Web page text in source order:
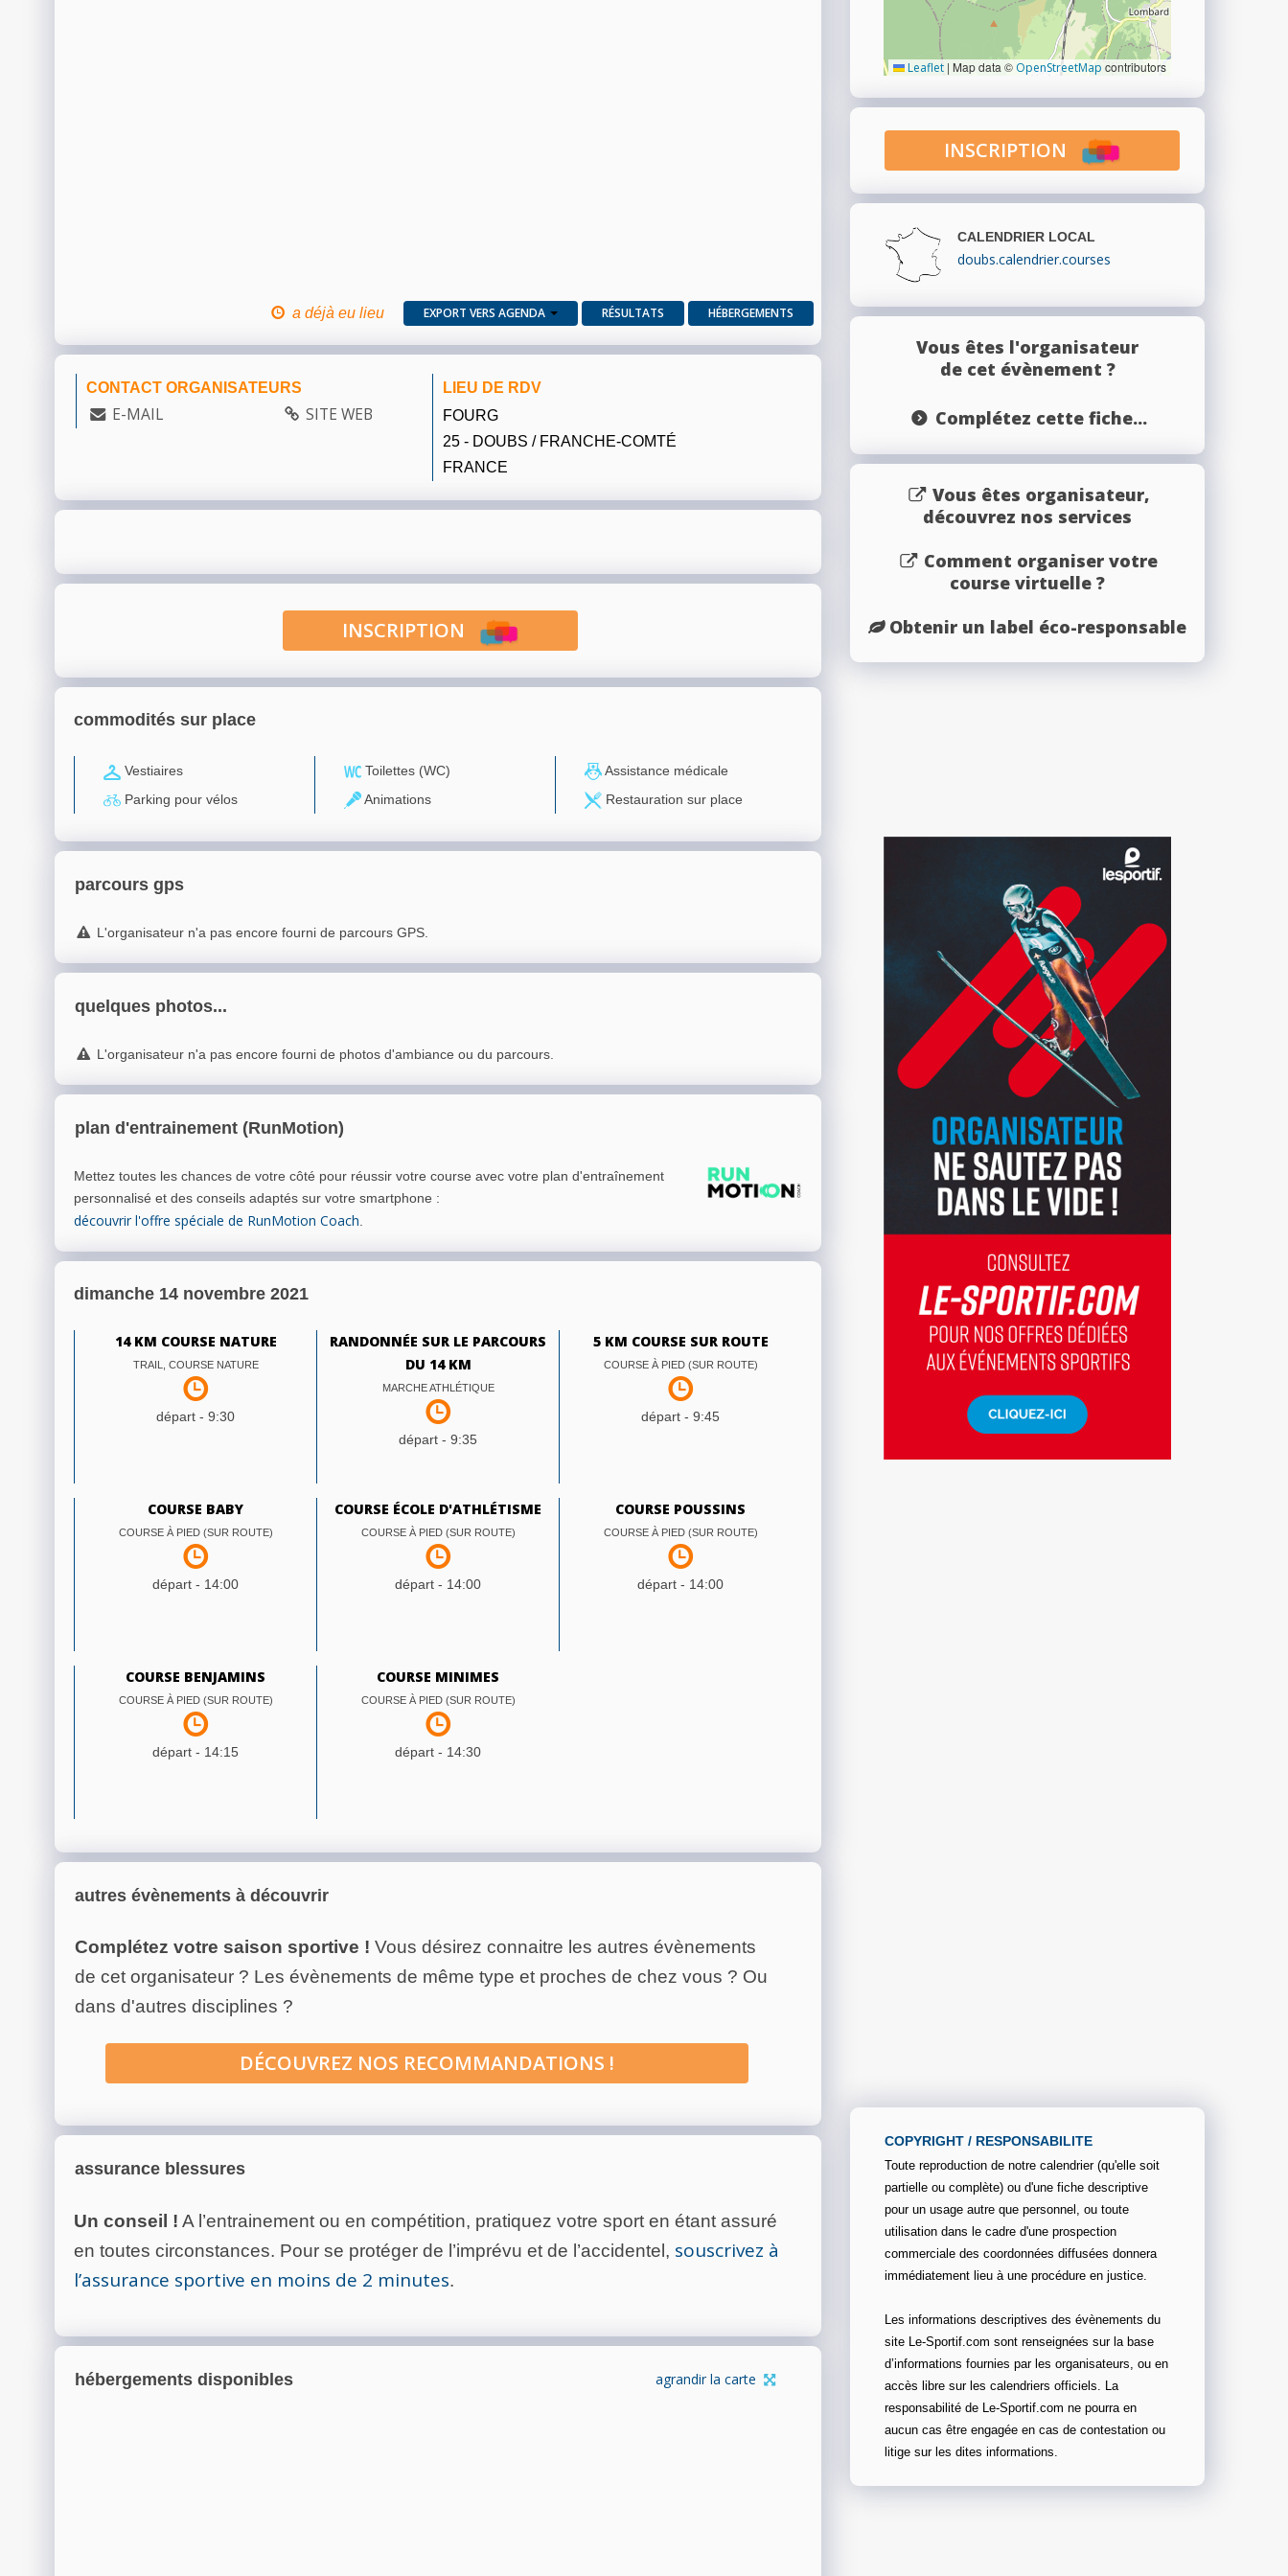
a déjà eu lieu EXPORT VERS AGENDA RÉSULTATS HÉBERGEMENTS
CONTACT ORGANISATEURS
E-MAIL SITE WEB
LIEU DE RDV
FOURG
25 - DOUBS / FRANCHE-COMTÉ
FRANCE
INSCRIPTION
commodités sur place
Vestiaires Toilettes (WC)
Assistance médicale
Parking pour vélos
Animations Restauration sur place
parcours gps
L'organisateur n'a pas encore fourni de parcours GPS.
quelques photos...
L'organisateur n'a pas encore fourni de photos d'ambiance ou du parcours.
plan d'entrainement (RunMotion)
Mettez toutes les chances de votre côté pour réussir votre course avec votre plan d'entraînement
personnalisé et des conseils adaptés sur votre smartphone :
découvrir l'offre spéciale de RunMotion Coach.
dimanche 14 novembre 2021
14 KM COURSE NATURE
TRAIL, COURSE NATURE
départ - 9:30
RANDONNÉE SUR LE PARCOURS
DU 14 KM
MARCHE ATHLÉTIQUE
départ - 9:35
5 KM COURSE SUR ROUTE
COURSE À PIED (SUR ROUTE)
départ - 9:45
COURSE BABY
COURSE À PIED (SUR ROUTE)
départ - 14:00
COURSE ÉCOLE D'ATHLÉTISME
COURSE À PIED (SUR ROUTE)
départ - 14:00
COURSE POUSSINS
COURSE À PIED (SUR ROUTE)
départ - 14:00
COURSE BENJAMINS
COURSE À PIED (SUR ROUTE)
départ - 14:15
COURSE MINIMES
COURSE À PIED (SUR ROUTE)
départ - 14:30
autres évènements à découvrir
Complétez votre saison sportive ! Vous désirez connaitre les autres évènements
de cet organisateur ? Les évènements de même type et proches de chez vous ? Ou
dans d'autres disciplines ?
DÉCOUVREZ NOS RECOMMANDATIONS !
assurance blessures
Un conseil ! A l’entrainement ou en compétition, pratiquez votre sport en étant assuré
en toutes circonstances. Pour se protéger de l’imprévu et de l’accidentel, souscrivez à
l’assurance sportive en moins de 2 minutes.
hébergements disponibles agrandir la carte
Leaflet | Map data © OpenStreetMap contributors
INSCRIPTION
CALENDRIER LOCAL
doubs.calendrier.courses
Vous êtes l'organisateur
de cet évènement ?
Complétez cette fiche...
Vous êtes organisateur,
découvrez nos services
Comment organiser votre
course virtuelle ?
Obtenir un label éco-responsable
COPYRIGHT / RESPONSABILITE
Toute reproduction de notre calendrier (qu'elle soit
partielle ou complète) ou d'une fiche descriptive
pour un usage autre que personnel, ou toute
utilisation dans le cadre d'une prospection
commerciale des coordonnées diffusées donnera
immédiatement lieu à une procédure en justice.
Les informations descriptives des évènements du
site Le-Sportif.com sont renseignées sur la base
d’informations fournies par les organisateurs, ou en
accès libre sur les calendriers officiels. La
responsabilité de Le-Sportif.com ne pourra en
aucun cas être engagée en cas de contestation ou
litige sur les dites informations.